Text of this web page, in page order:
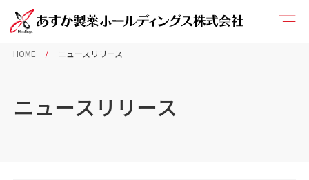
HOME ニュースリリース
ニュースリリース